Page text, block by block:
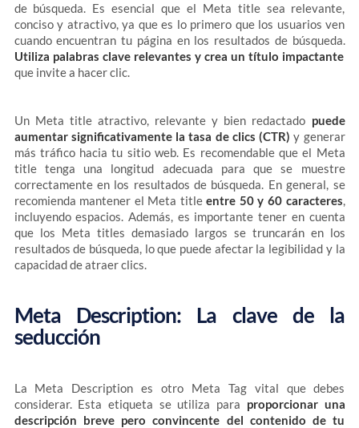
de búsqueda. Es esencial que el Meta title sea relevante,
conciso y atractivo, ya que es lo primero que los usuarios ven
cuando encuentran tu página en los resultados de búsqueda.
Utiliza palabras clave relevantes y crea un título impactante
que invite a hacer clic.
Un Meta title atractivo, relevante y bien redactado puede
aumentar significativamente la tasa de clics (CTR) y generar
más tráfico hacia tu sitio web. Es recomendable que el Meta
title tenga una longitud adecuada para que se muestre
correctamente en los resultados de búsqueda. En general, se
recomienda mantener el Meta titleentre 50 y 60 caracteres,
incluyendo espacios. Además, es importante tener en cuenta
que los Meta titles demasiado largos se truncarán en los
resultados de búsqueda, lo que puede afectar la legibilidad y la
capacidad de atraer clics.
Meta Description: La clave de la
seducción
La Meta Description es otro Meta Tag vital que debes
considerar. Esta etiqueta se utiliza para proporcionar una
descripción breve pero convincente del contenido de tu